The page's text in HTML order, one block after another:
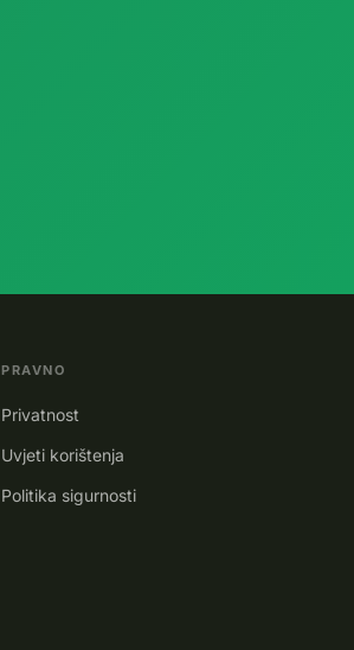
PRAVNO
Privatnost
Uvjeti korištenja
Politika sigurnosti